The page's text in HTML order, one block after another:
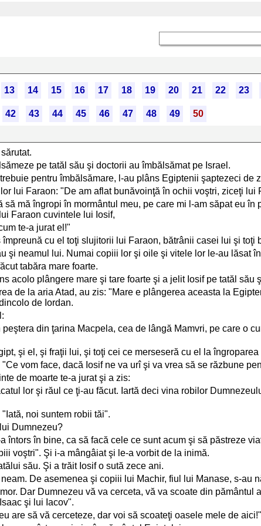
13 14 15 16 17 18 19 20 21 22 23
42 43 44 45 46 47 48 49
50
pe tatăl său şi doctorii au îmbălsămat pe Israel.
pentru îmbălsămare, l-au plâns Egiptenii şaptezeci de
lui Faraon: "De am aflat bunăvoinţă în ochii voştri, ziceţi lui
să mă îngropi în mormântul meu, pe care mi l-am săpat eu
Faraon cuvintele lui Iosif,
te-a jurat el!"
cu el toţi slujitorii lui Faraon, bătrânii casei lui şi toţi
şi neamul lui. Numai copiii lor şi oile şi vitele lor le-au lăsat
tabăra mare foarte.
acolo plângere mare şi tare foarte şi a jelit Iosif pe tatăl său
de la aria Atad, au zis: "Mare e plângerea aceasta la
de Iordan.
din ţarina Macpela, cea de lângă Mamvri, pe care o
şi el, şi fraţii lui, şi toţi cei ce merseseră cu el la îngroparea
vom face, dacă Iosif ne va urî şi va vrea să se răzbune
de moarte te-a jurat şi a zis:
lor şi răul ce ţi-au făcut. Iartă deci vina robilor
noi suntem robii tăi".
Dumnezeu?
întors în bine, ca să facă cele ce sunt acum şi să păstreze
voştri". Şi i-a mângâiat şi le-a vorbit de la inimă.
său. Şi a trăit Iosif o sută zece ani.
De asemenea şi copiii lui Machir, fiul lui Manase, s-au
Dar Dumnezeu vă va cerceta, vă va scoate din
şi lui Iacov".
are să vă cerceteze, dar voi să scoateţi oasele mele de aici!"